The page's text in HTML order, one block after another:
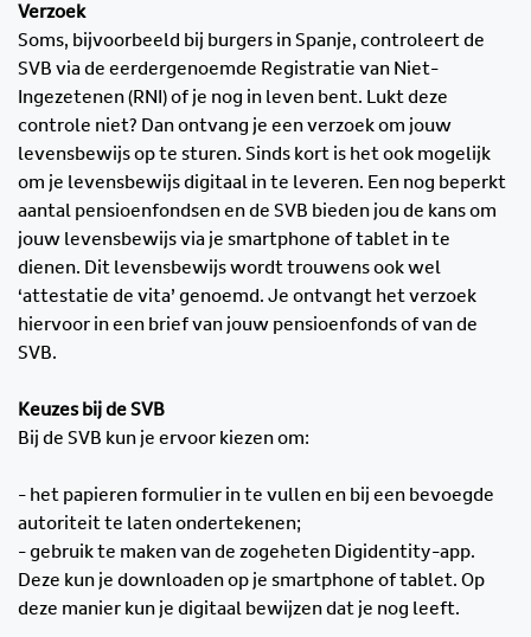
Verzoek
Soms, bijvoorbeeld bij burgers in Spanje, controleert de
SVB via de eerdergenoemde Registratie van Niet-
Ingezetenen (RNI) of je nog in leven bent. Lukt deze
controle niet? Dan ontvang je een verzoek om jouw
levensbewijs op te sturen. Sinds kort is het ook mogelijk
om je levensbewijs digitaal in te leveren. Een nog beperkt
aantal pensioenfondsen en de SVB bieden jou de kans om
jouw levensbewijs via je smartphone of tablet in te
dienen. Dit levensbewijs wordt trouwens ook wel
‘attestatie de vita’ genoemd. Je ontvangt het verzoek
hiervoor in een brief van jouw pensioenfonds of van de
SVB.
Keuzes bij de SVB
Bij de SVB kun je ervoor kiezen om:
- het papieren formulier in te vullen en bij een bevoegde
autoriteit te laten ondertekenen;
- gebruik te maken van de zogeheten Digidentity-app.
Deze kun je downloaden op je smartphone of tablet. Op
deze manier kun je digitaal bewijzen dat je nog leeft.